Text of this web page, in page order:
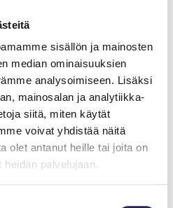
sisällön ja mainosten
median ominaisuuksien
analysoimiseen. Lisäksi
mainosalan ja analytiikka-
siitä, miten käytät
voivat yhdistää näitä
olet antanut heille tai joita on
palvelujaan.
mainittuihin säätiön
palkka- ja
ja
hankintoihin,
viestintämateriaalien
kustannuksiin,
liittyviin kustannuksiin
välittömiin kustannuksiin.